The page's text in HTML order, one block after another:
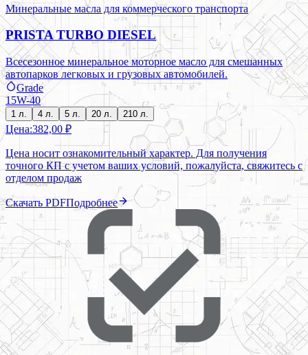
Минеральные масла для коммерческого транспорта
PRISTA TURBO DIESEL
Всесезонное минеральное моторное масло для смешанных
автопарков легковых и грузовых автомобилей.
Grade
15W-40
1 л. 4 л. 5 л. 20 л. 210 л.
Цена:382,00 ₽
Цена носит ознакомительный характер. Для получения
точного КП с учетом ваших условий, пожалуйста, свяжитесь с
отделом продаж
Скачать PDFПодробнее